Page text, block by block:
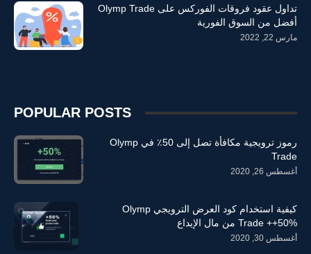
تداول عقود فروقات الفوركس على Olymp Trade
أفضل من السوق الفورية
مارس 22, 2022
POPULAR POSTS
رموز ترويجية مكافأة تصل إلى 50٪ في Olymp
Trade
أغسطس 26, 2020
كيفية استخدام كود العرض الترويجي Olymp
Trade ++50% من مال الإيداع
أغسطس 30, 2020